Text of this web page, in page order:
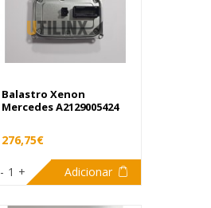
Balastro Xenon
Mercedes A2129005424
276,75€
- 1 + Adicionar